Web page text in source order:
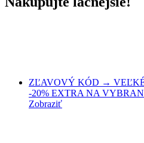
ZĽAVOVÝ KÓD →
-20% EXTRA NA
Zobraziť